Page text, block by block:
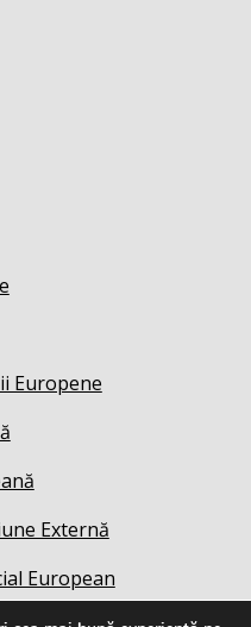
Europene
Externă
European